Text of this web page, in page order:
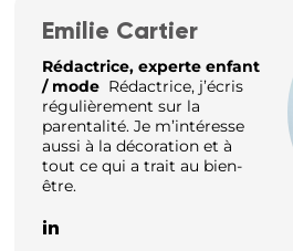
Emilie Cartier
Rédactrice, experte enfant
/ mode Rédactrice, j’écris
régulièrement sur la
parentalité. Je m’intéresse
aussi à la décoration et à
tout ce qui a trait au bien-
être.